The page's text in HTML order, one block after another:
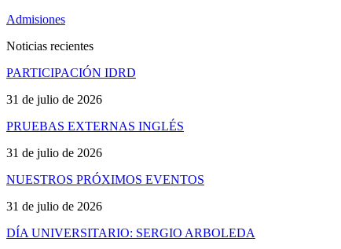
Admisiones
Noticias recientes
PARTICIPACIÓN IDRD
31 de julio de 2026
PRUEBAS EXTERNAS INGLÉS
31 de julio de 2026
NUESTROS PRÓXIMOS EVENTOS
31 de julio de 2026
DÍA UNIVERSITARIO: SERGIO ARBOLEDA